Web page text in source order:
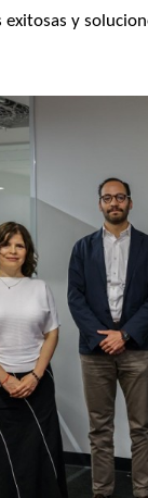
exitosas y